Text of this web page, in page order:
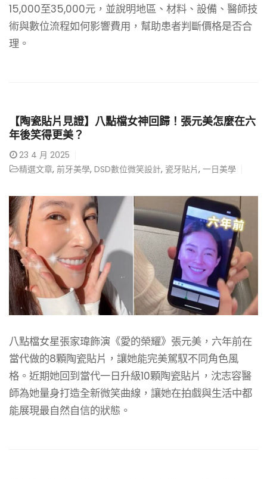
15,000至35,000元，並說明地區、材料、設備、醫師技
術與數位流程如何影響費用，幫助患者判斷價格是否合
理。
【陶瓷貼片見證】八點檔女神回歸！張元美怎麼在六
年後笑得更美？
23 4 月 2025
精選文章, 前牙美學, DSD數位微笑設計, 瓷牙貼片, 一日美學
八點檔女星張家瑋飾演《愛的榮耀》張元美，六年前在
當代做的8顆陶瓷貼片，讓她能完美駕馭不同角色風
格。近期她回到當代一日升級10顆陶瓷貼片，沈志容醫
師為她量身打造全新微笑曲線，讓她在拍戲與生活中都
能展現最自然自信的狀態。